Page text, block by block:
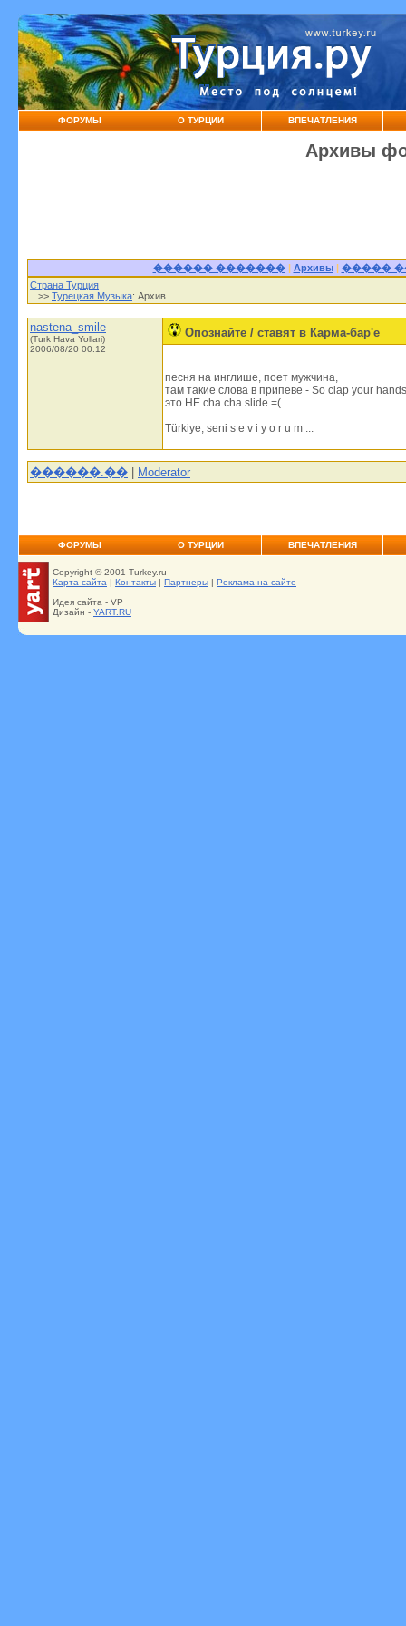
ФОРУМЫ О ТУРЦИИ ВПЕЧАТЛЕНИЯ
Архивы
������ �������| Архивы| �����
Страна Турция
>> Турецкая Музыка: Архив
nastena_smile
(Turk Hava Yollari)
2006/08/20 00:12
Опознайте / ставят в Карма-бар'e
песня на инглише, поет мужчина,
там такие слова в припеве - So clap your
это НЕ cha cha slide =(
Türkiye, seni s e v i y o r u m ...
������.�� | Moderator
ФОРУМЫ О ТУРЦИИ ВПЕЧАТЛЕНИЯ
Copyright © 2001 Turkey.ru
Карта сайта | Контакты | Партнеры | Реклама на сайте
Идея сайта - VP
Дизайн - YART.RU